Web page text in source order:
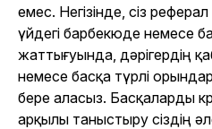
емес. Негізінде, сіз реферал
үйдегі барбекюде немесе
жаттығуында, дәрігердің
немесе басқа түрлі
бере аласыз. Басқаларды
арқылы таныстыру сіздің